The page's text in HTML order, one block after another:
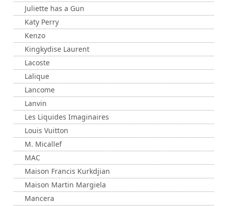
Juliette has a Gun
Katy Perry
Kenzo
Kingkydise Laurent
Lacoste
Lalique
Lancome
Lanvin
Les Liquides Imaginaires
Louis Vuitton
M. Micallef
MAC
Maison Francis Kurkdjian
Maison Martin Margiela
Mancera